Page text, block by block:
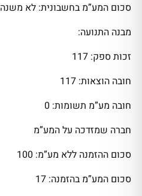
סכום המע”מ בחשבונית: לא משנה
מבנה התנועה:
זכות ספק: 117
חובה הוצאות: 117
חובה מע”מ תשומות: 0
חברה שמזדכה על המע”מ
סכום ההזמנה ללא מע”מ: 100
סכום המע”מ בהזמנה: 17